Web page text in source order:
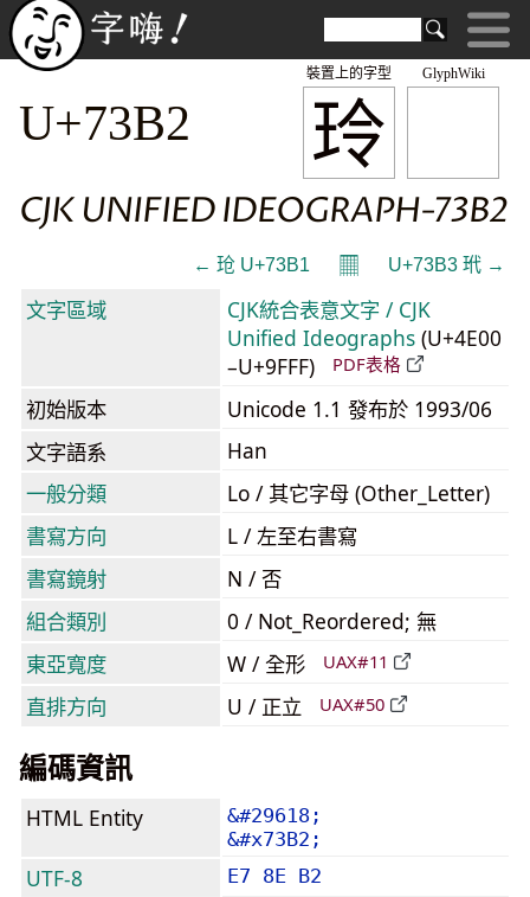
GlyphWiki
玲
裝置上的字型
U+73B2
CJK UNIFIED IDEOGRAPH-73B2
← 玱 U+73B1 𝄜 U+73B3 玳 →
文字區域
CJK統合表意文字 / CJK
Unified Ideographs (U+4E00
–U+9FFF)
PDF表格
初始版本
Unicode 1.1 發布於 1993/06
文字語系
Han
一般分類
Lo / 其它字母 (Other_Letter)
書寫方向
L / 左至右書寫
書寫鏡射
N / 否
組合類別
0 / Not_Reordered; 無
東亞寬度
W / 全形 UAX#11
直排方向 U / 正立 UAX#50
編碼資訊
HTML Entity
&#29618;
&#x73B2;
UTF-8 E7 8E B2